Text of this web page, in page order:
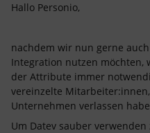
Hallo Personio,
nachdem wir nun gerne
Integration nutzen möchten,
der Attribute immer
vereinzelte
Unternehmen verlassen
Um Datev sauber